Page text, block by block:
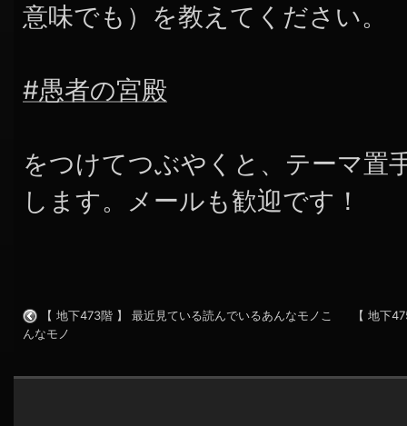
意味でも）を教えてください。
#愚者の宮殿
をつけてつぶやくと、テーマ置
します。メールも歓迎です！
【 地下473階 】 最近見ている読んでいるあんなモノこ
んなモノ
【 地下